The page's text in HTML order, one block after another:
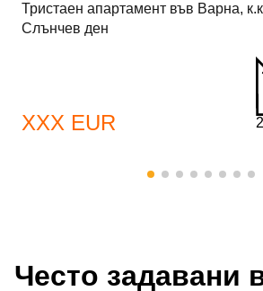
Тристаен апартамент във Варна,
Слънчев ден
XXX EUR
Често задавани